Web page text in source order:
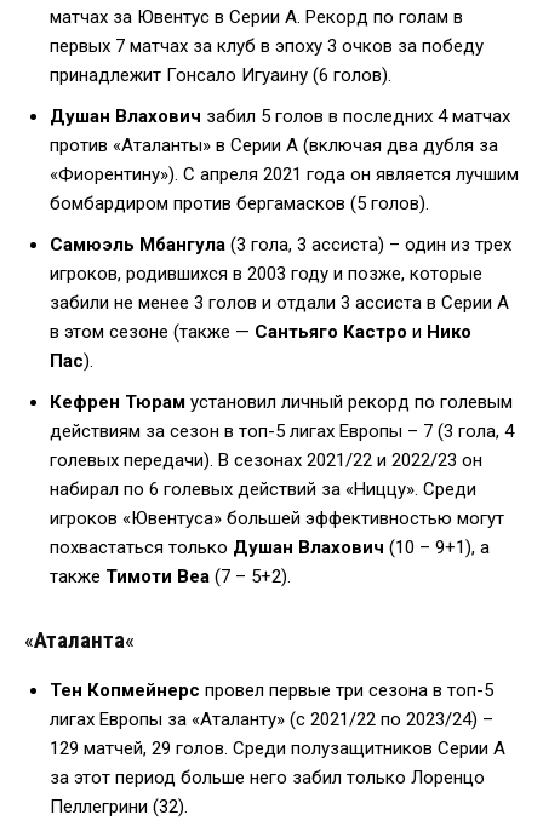
матчах за Ювентус в Серии А. Рекорд по голам в
первых 7 матчах за клуб в эпоху 3 очков за победу
принадлежит Гонсало Игуаину (6 голов).
Душан Влахович забил 5 голов в последних 4 матчах
против «Аталанты» в Серии А (включая два дубля за
«Фиорентину»). С апреля 2021 года он является лучшим
бомбардиром против бергамасков (5 голов).
Самюэль Мбангула (3 гола, 3 ассиста) – один из трех
игроков, родившихся в 2003 году и позже, которые
забили не менее 3 голов и отдали 3 ассиста в Серии А
в этом сезоне (также — Сантьяго Кастро и Нико
Пас).
Кефрен Тюрам установил личный рекорд по голевым
действиям за сезон в топ-5 лигах Европы – 7 (3 гола, 4
голевых передачи). В сезонах 2021/22 и 2022/23 он
набирал по 6 голевых действий за «Ниццу». Среди
игроков «Ювентуса» большей эффективностью могут
похвастаться только Душан Влахович (10 – 9+1), а
также Тимоти Веа (7 – 5+2).
«Аталанта«
Тен Копмейнерс провел первые три сезона в топ-5
лигах Европы за «Аталанту» (с 2021/22 по 2023/24) –
129 матчей, 29 голов. Среди полузащитников Серии А
за этот период больше него забил только Лоренцо
Пеллегрини (32).